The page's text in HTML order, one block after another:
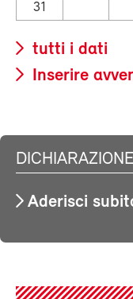
31
tutti i dati
Inserire
Aderisci